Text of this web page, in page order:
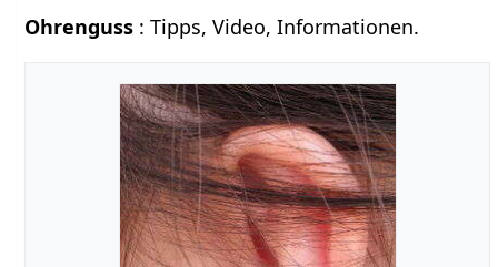
Ohrenguss : Tipps, Video, Informationen.